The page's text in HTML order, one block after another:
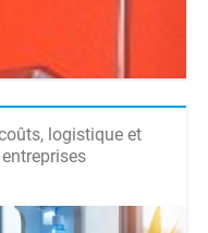
logistique et